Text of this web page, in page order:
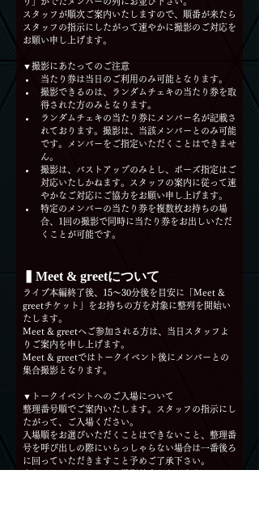
スタッフが順次ご案内いたしますので、順番が来たら
スタッフの指示にしたがって速やかに撮影のご対応を
お願い申し上げます。
▼撮影にあたってのご注意
当たり券は当日のご利用のみ可能となります。
撮影できるのは、ランダムチェキの当たり券を取
得された方のみとなります。
ランダムチェキの当たり券にメンバー名が記載さ
れております。撮影は、当該メンバーとのみ可能
です。メンバーをご指定いただくことはできませ
ん。
撮影は、バストアップのみとし、ポーズ指定はご
対応いたしかねます。スタッフの案内に従って速
やかなご対応にご協力をお願い申し上げます。
特定のメンバーの当たり券を複数枚お持ちの場
合、1回の撮影で同時に当たり券をお出しいただ
くことが可能です。
▍Meet & greetについて
ライブ本編終了後、15〜30分後を目安に「Meet &
greetチケット」をお持ちの方を対象に整列を開始い
たします。
Meet & greetへご参加される方は、当日スタッフよ
りご案内を申し上げます。
Meet & greetではトークイベント後にメンバーとの
集合撮影となります。
▼トークイベントへのご入場について
整理番号順でご案内いたします。スタッフの指示にし
たがって、ご入場ください。
入場順をお選びいただくことはできないこと、整理番
号を呼び出しの際にいらっしゃらない場合は一番後ろ
に回っていただきますこと予めご了承下さい。